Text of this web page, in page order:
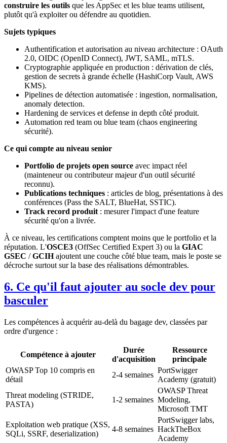
construire les outils que les AppSec et les blue teams utilisent,
plutôt qu'à exploiter ou défendre au quotidien.
Sujets typiques
Authentification et autorisation au niveau architecture : OAuth
2.0, OIDC (OpenID Connect), JWT, SAML, mTLS.
Cryptographie appliquée en production : dérivation de clés,
gestion de secrets à grande échelle (HashiCorp Vault, AWS
KMS).
Pipelines de détection automatisée : ingestion, normalisation,
anomaly detection.
Hardening de services et defense in depth côté produit.
Automation red team ou blue team (chaos engineering
sécurité).
Ce qui compte au niveau senior
Portfolio de projets open source avec impact réel
(mainteneur ou contributeur majeur d'un outil sécurité
reconnu).
Publications techniques : articles de blog, présentations à des
conférences (Pass the SALT, BlueHat, SSTIC).
Track record produit : mesurer l'impact d'une feature
sécurité qu'on a livrée.
À ce niveau, les certifications comptent moins que le portfolio et la
réputation. L'OSCE3 (OffSec Certified Expert 3) ou la GIAC
GSEC /GCIHajoutent une couche côté blue team, mais le poste se
décroche surtout sur la base des réalisations démontrables.
6. Ce qu'il faut ajouter au socle dev pour
basculer
Les compétences à acquérir au-delà du bagage dev, classées par
ordre d'urgence :
Compétence à ajouter
Durée
d'acquisition
Ressource
principale
OWASP Top 10 compris en
détail
2-4 semaines
PortSwigger
Academy (gratuit)
Threat modeling (STRIDE,
PASTA)
1-2 semaines
OWASP Threat
Modeling,
Microsoft TMT
Exploitation web pratique (XSS,
SQLi, SSRF, deserialization)
4-8 semaines
PortSwigger labs,
HackTheBox
Academy